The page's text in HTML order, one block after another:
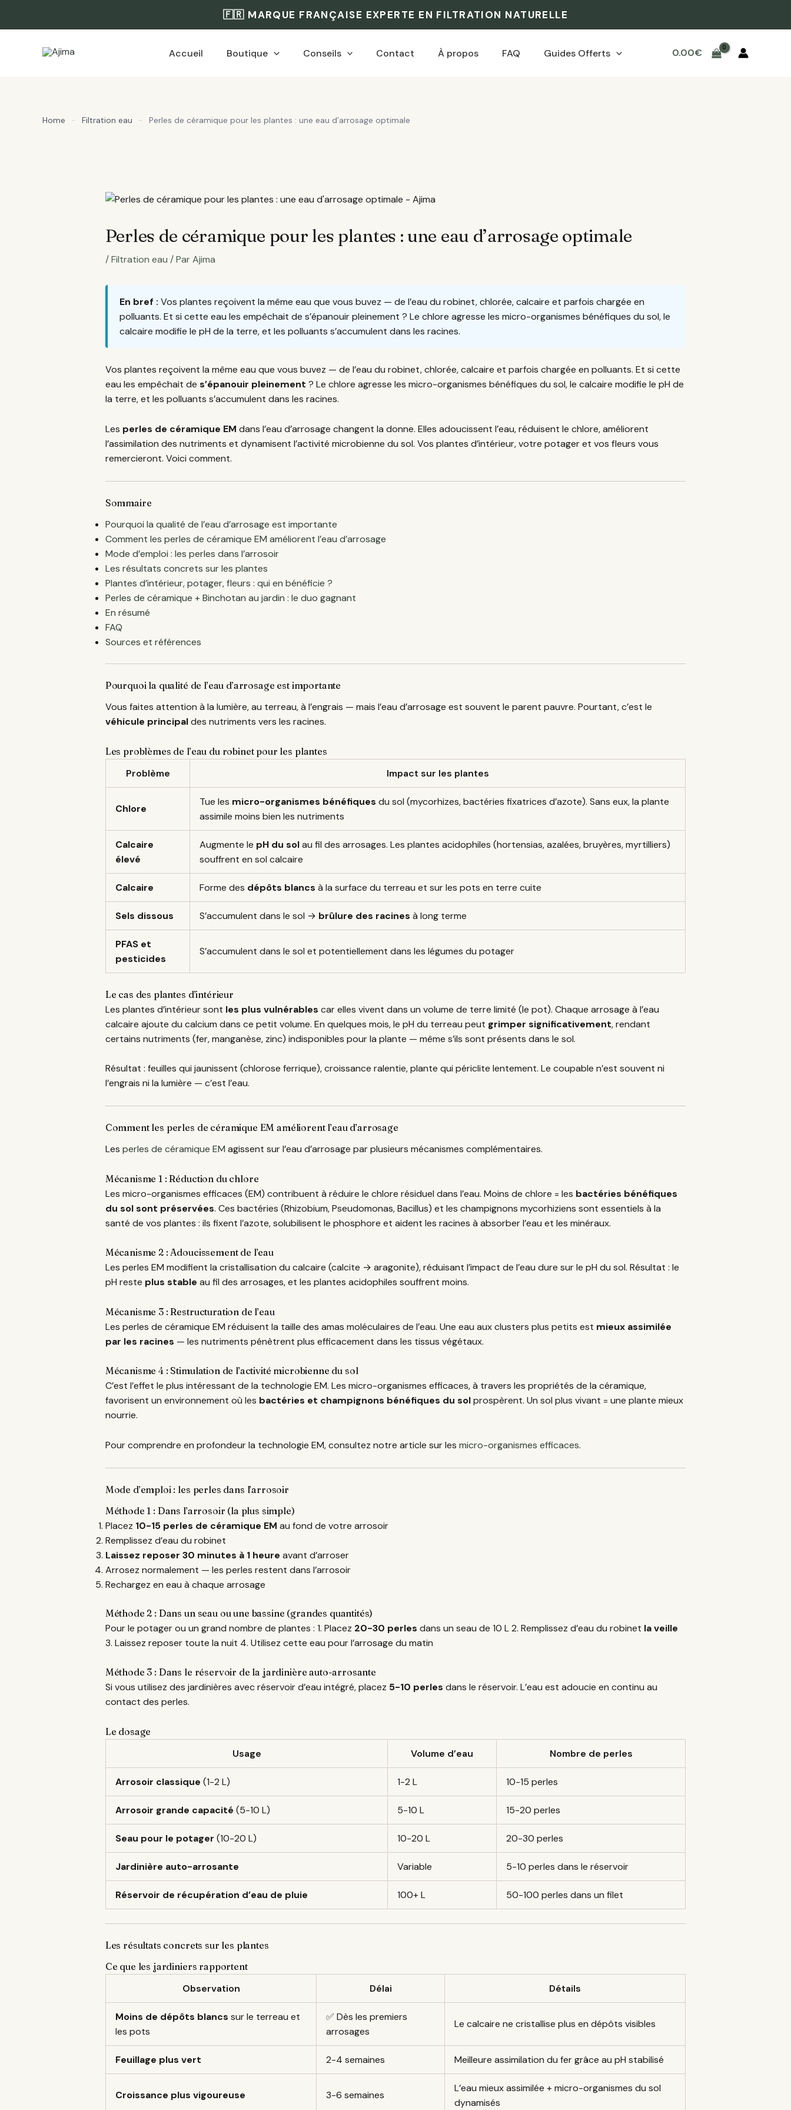
🇫🇷 MARQUE FRANÇAISE EXPERTE EN FILTRATION NATURELLE
Accueil Boutique Conseils Contact À propos FAQ Guides Offerts 0.00€
Home - Filtration eau - Perles de céramique pour les plantes : une eau d’arrosage optimale
Perles de céramique pour les plantes : une eau d’arrosage optimale
/Filtration eau / ParAjima
En bref : Vos plantes reçoivent la même eau que vous buvez — de l’eau du robinet, chlorée, calcaire et parfois chargée en
polluants. Et si cette eau les empêchait de s’épanouir pleinement ? Le chlore agresse les micro-organismes bénéfiques du sol, le
calcaire modifie le pH de la terre, et les polluants s’accumulent dans les racines.
Vos plantes reçoivent la même eau que vous buvez — de l’eau du robinet, chlorée, calcaire et parfois chargée en polluants. Et si cette
eau les empêchait de s’épanouir pleinement ? Le chlore agresse les micro-organismes bénéfiques du sol, le calcaire modifie le pH de
la terre, et les polluants s’accumulent dans les racines.
Les perles de céramique EM dans l’eau d’arrosage changent la donne. Elles adoucissent l’eau, réduisent le chlore, améliorent
l’assimilation des nutriments et dynamisent l’activité microbienne du sol. Vos plantes d’intérieur, votre potager et vos fleurs vous
remercieront. Voici comment.
Sommaire
Pourquoi la qualité de l’eau d’arrosage est importante
Comment les perles de céramique EM améliorent l’eau d’arrosage
Mode d’emploi : les perles dans l’arrosoir
Les résultats concrets sur les plantes
Plantes d’intérieur, potager, fleurs : qui en bénéficie ?
Perles de céramique + Binchotan au jardin : le duo gagnant
En résumé
FAQ
Sources et références
Pourquoi la qualité de l’eau d’arrosage est importante
Vous faites attention à la lumière, au terreau, à l’engrais — mais l’eau d’arrosage est souvent le parent pauvre. Pourtant, c’est le
véhicule principaldes nutriments vers les racines.
Les problèmes de l’eau du robinet pour les plantes
Problème Impact sur les plantes
Chlore
Tue les micro-organismes bénéfiques du sol (mycorhizes, bactéries fixatrices d’azote). Sans eux, la plante
assimile moins bien les nutriments
Calcaire
élevé
Augmente le pH du solau fil des arrosages. Les plantes acidophiles (hortensias, azalées, bruyères, myrtilliers)
souffrent en sol calcaire
Calcaire Forme des dépôts blancs à la surface du terreau et sur les pots en terre cuite
Sels dissous S’accumulent dans le sol → brûlure des racines à long terme
PFAS et
pesticides
S’accumulent dans le sol et potentiellement dans les légumes du potager
Le cas des plantes d’intérieur
Les plantes d’intérieur sont les plus vulnérables car elles vivent dans un volume de terre limité (le pot). Chaque arrosage à l’eau
calcaire ajoute du calcium dans ce petit volume. En quelques mois, le pH du terreau peut grimper significativement, rendant
certains nutriments (fer, manganèse, zinc) indisponibles pour la plante — même s’ils sont présents dans le sol.
Résultat : feuilles qui jaunissent (chlorose ferrique), croissance ralentie, plante qui périclite lentement. Le coupable n’est souvent ni
l’engrais ni la lumière — c’est l’eau.
Comment les perles de céramique EM améliorent l’eau d’arrosage
Les perles de céramique EM agissent sur l’eau d’arrosage par plusieurs mécanismes complémentaires.
Mécanisme 1 : Réduction du chlore
Les micro-organismes efficaces (EM) contribuent à réduire le chlore résiduel dans l’eau. Moins de chlore = les bactéries bénéfiques
du sol sont préservées. Ces bactéries (Rhizobium, Pseudomonas, Bacillus) et les champignons mycorhiziens sont essentiels à la
santé de vos plantes : ils fixent l’azote, solubilisent le phosphore et aident les racines à absorber l’eau et les minéraux.
Mécanisme 2 : Adoucissement de l’eau
Les perles EM modifient la cristallisation du calcaire (calcite → aragonite), réduisant l’impact de l’eau dure sur le pH du sol. Résultat : le
pH reste plus stable au fil des arrosages, et les plantes acidophiles souffrent moins.
Mécanisme 3 : Restructuration de l’eau
Les perles de céramique EM réduisent la taille des amas moléculaires de l’eau. Une eau aux clusters plus petits est mieux assimilée
par les racines — les nutriments pénètrent plus efficacement dans les tissus végétaux.
Mécanisme 4 : Stimulation de l’activité microbienne du sol
C’est l’effet le plus intéressant de la technologie EM. Les micro-organismes efficaces, à travers les propriétés de la céramique,
favorisent un environnement où les bactéries et champignons bénéfiques du solprospèrent. Un sol plus vivant = une plante mieux
nourrie.
Pour comprendre en profondeur la technologie EM, consultez notre article sur les micro-organismes efficaces.
Mode d’emploi : les perles dans l’arrosoir
Méthode 1 : Dans l’arrosoir (la plus simple)
Placez 10-15 perles de céramique EM au fond de votre arrosoir
Remplissez d’eau du robinet
Laissez reposer 30 minutes à 1 heure avant d’arroser
Arrosez normalement — les perles restent dans l’arrosoir
Rechargez en eau à chaque arrosage
Méthode 2 : Dans un seau ou une bassine (grandes quantités)
Pour le potager ou un grand nombre de plantes : 1. Placez 20-30 perles dans un seau de 10 L 2. Remplissez d’eau du robinet la veille
3. Laissez reposer toute la nuit 4. Utilisez cette eau pour l’arrosage du matin
Méthode 3 : Dans le réservoir de la jardinière auto-arrosante
Si vous utilisez des jardinières avec réservoir d’eau intégré, placez 5-10 perles dans le réservoir. L’eau est adoucie en continu au
contact des perles.
Le dosage
Usage Volume d’eau Nombre de perles
Arrosoir classique (1-2 L) 1-2 L 10-15 perles
Arrosoir grande capacité (5-10 L) 5-10 L 15-20 perles
Seau pour le potager (10-20 L) 10-20 L 20-30 perles
Jardinière auto-arrosante Variable 5-10 perles dans le réservoir
Réservoir de récupération d’eau de pluie 100+ L 50-100 perles dans un filet
Les résultats concrets sur les plantes
Ce que les jardiniers rapportent
Observation Délai Détails
Moins de dépôts blancs sur le terreau et
les pots
✅ Dès les premiers
arrosages
Le calcaire ne cristallise plus en dépôts visibles
Feuillage plus vert 2-4 semaines Meilleure assimilation du fer grâce au pH stabilisé
Croissance plus vigoureuse 3-6 semaines
L’eau mieux assimilée + micro-organismes du sol
dynamisés